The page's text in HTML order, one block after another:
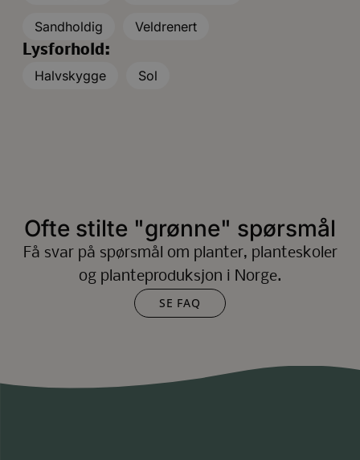
Sandholdig
Veldrenert
Lysforhold:
Halvskygge
Sol
Ofte stilte "grønne" spørsmål
Få svar på spørsmål om planter, planteskoler
og planteproduksjon i Norge.
SE FAQ